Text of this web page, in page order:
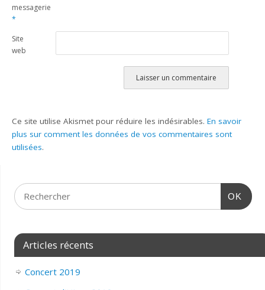
messagerie
*
Site
web
Ce site utilise Akismet pour réduire les indésirables.En savoir
plus sur comment les données de vos commentaires sont
utilisées.
OK
Articles récents
Concert 2019